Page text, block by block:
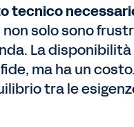
tecnico
solo sono
La
ma ha un
tra le